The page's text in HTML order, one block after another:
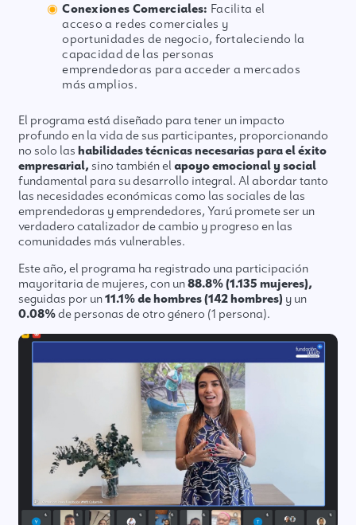
Conexiones Comerciales: Facilita el
acceso a redes comerciales y
oportunidades de negocio, fortaleciendo la
capacidad de las personas
emprendedoras para acceder a mercados
más amplios.
El programa está diseñado para tener un impacto
profundo en la vida de sus participantes, proporcionando
no solo lashabilidades técnicas necesarias para el éxito
empresarial, sino también elapoyo emocional y social
fundamental para su desarrollo integral. Al abordar tanto
las necesidades económicas como las sociales de las
emprendedoras y emprendedores, Yarú promete ser un
verdadero catalizador de cambio y progreso en las
comunidades más vulnerables.
Este año, el programa ha registrado una participación
mayoritaria de mujeres, con un88.8% (1.135 mujeres),
seguidas por un11.1% de hombres (142 hombres) y un
0.08%de personas de otro género (1 persona).